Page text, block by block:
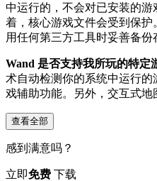
中运行的，不会对已安装的
着，核心游戏文件会受到保
用任何第三方工具时妥善备份
Wand 是否支持我所玩的特定
术自动检测你的系统中运行
戏辅助功能。另外，交互式地
查看全部
感到满意吗？
立即免费 下载